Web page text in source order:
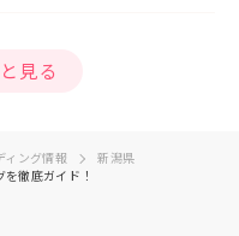
見る
ィング情報
新潟県
徹底ガイド！